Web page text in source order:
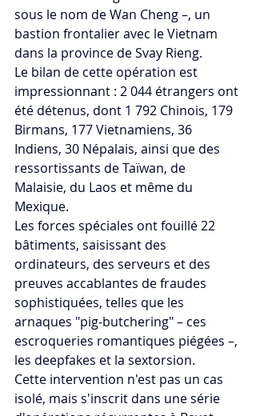
sous le nom de Wan Cheng –, un
bastion frontalier avec le Vietnam
dans la province de Svay Rieng.
Le bilan de cette opération est
impressionnant : 2 044 étrangers ont
été détenus, dont 1 792 Chinois, 179
Birmans, 177 Vietnamiens, 36
Indiens, 30 Népalais, ainsi que des
ressortissants de Taïwan, de
Malaisie, du Laos et même du
Mexique.
Les forces spéciales ont fouillé 22
bâtiments, saisissant des
ordinateurs, des serveurs et des
preuves accablantes de fraudes
sophistiquées, telles que les
arnaques "pig-butchering" – ces
escroqueries romantiques piégées –,
les deepfakes et la sextorsion.
Cette intervention n'est pas un cas
isolé, mais s'inscrit dans une série